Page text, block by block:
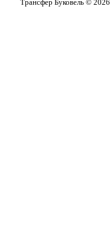
Трансфер Буковель © 2026